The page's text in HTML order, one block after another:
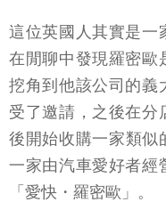
這位英國人其實是一
在閒聊中發現羅密歐
挖角到他該公司的義
受了邀請，之後在分
後開始收購一家類似
一家由汽車愛好者經
「愛快・羅密歐」。